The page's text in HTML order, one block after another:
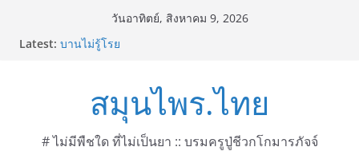
วันอาทิตย์, สิงหาคม 9, 2026
Latest: บานไม่รู้โรย
septentrionalis Donn. Smith.
บานไม่รู้โรยไฟเออร์เวิร์ค ชื่อวิทยาศาสตร์ Gomphrena
pulchella L. (Firework)
บานไม่รู้โรยป่า ชื่อวิทยาศาสตร์ Gomphrena
สมุนไพร.ไทย
# ไม่มีพืชใด ที่ไม่เป็นยา :: บรมครูปู่ชีวกโกมารภัจจ์